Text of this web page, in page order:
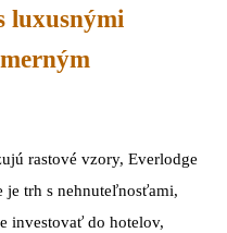
luxusnými
rastové vzory, Everlodge
je trh s nehnuteľnosťami,
investovať do hotelov,